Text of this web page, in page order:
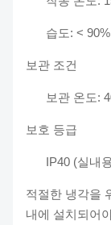
습도: <
보관 조건
보관 온도:
보호 등급
IP40 (실내
적절한 냉각을
내에 설치되어